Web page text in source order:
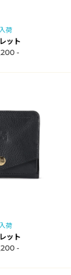
荷
ット
-
荷
ット
-